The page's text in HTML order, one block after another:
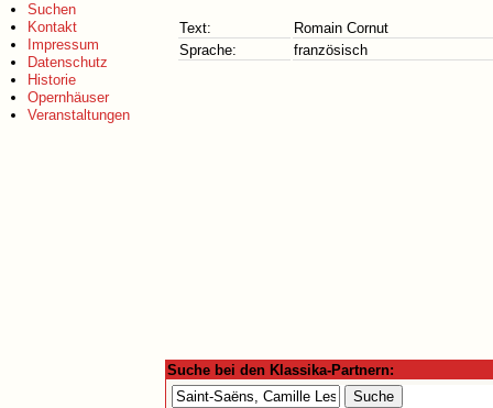
Suchen
Kontakt
Impressum
Datenschutz
Historie
Opernhäuser
Veranstaltungen
Text:
Romain Cornut
Sprache:
französisch
Suche bei den Klassika-Partnern: